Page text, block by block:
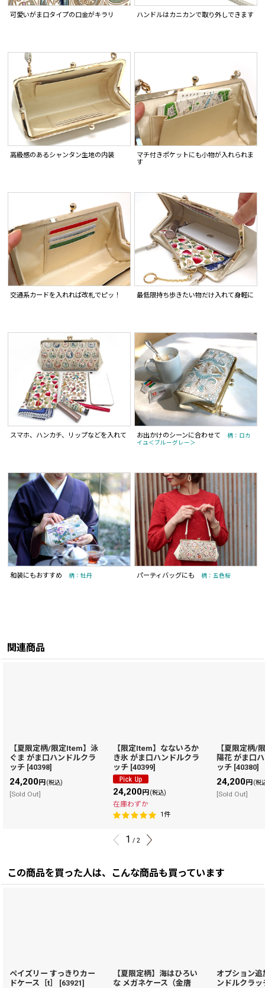
可愛いがま口タイプの口金がキラリ ハンドルはカニカンで取り外しできます
高級感のあるシャンタン生地の内装
マチ付きポケットにも小物が入れられま
す
交通系カードを入れれば改札でピッ！ 最低限持ち歩きたい物だけ入れて身軽に
スマホ、ハンカチ、リップなどを入れて お出かけのシーンに合わせて柄：ロカ
イユ＜ブルーグレー＞
和装にもおすすめ柄：牡丹 パーティバッグにも柄：五色桜
関連商品
【夏限定柄/限定Item】泳
ぐま がま口ハンドルクラ
ッチ [40398]
24,200円(税込)
[Sold Out]
【限定Item】なないろか
き氷 がま口ハンドルクラ
ッチ [40399]
24,200円(税込)
在庫わずか
1件
【夏限定柄/
陽花 がま口
ッチ [40380]
24,200円(税
[Sold Out]
1 / 2
この商品を買った人は、こんな商品も買っています
ペイズリー すっきりカー
ドケース［t］
[63921]
【夏限定柄】海はひろい
な メガネケース（金唐
オプション
ンドルクラ